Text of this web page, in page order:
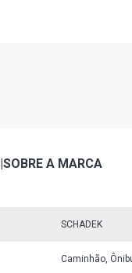
|SOBRE A MARCA
SCHADEK
Caminhão,